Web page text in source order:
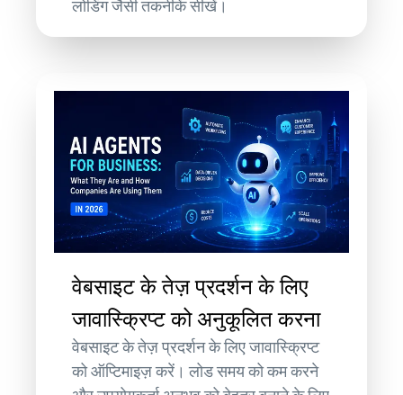
लोडिंग जैसी तकनीकें सीखें।
वेबसाइट के तेज़ प्रदर्शन के लिए
जावास्क्रिप्ट को अनुकूलित करना
वेबसाइट के तेज़ प्रदर्शन के लिए जावास्क्रिप्ट
को ऑप्टिमाइज़ करें। लोड समय को कम करने